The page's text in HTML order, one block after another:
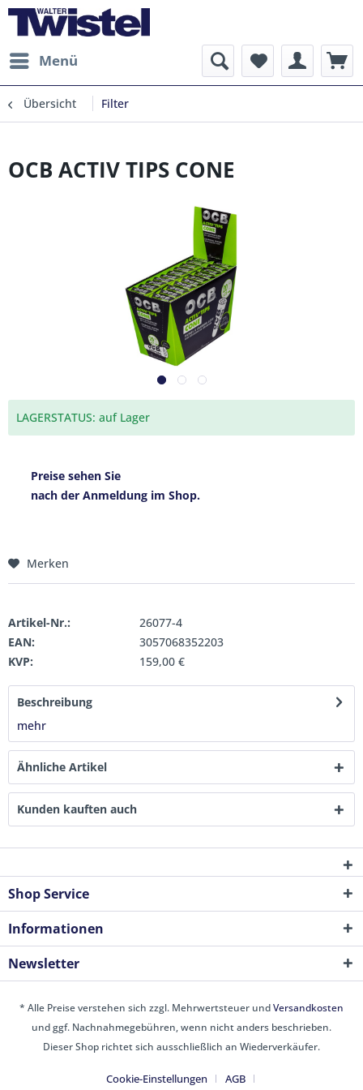
Menü
Übersicht Filter
OCB ACTIV TIPS CONE
LAGERSTATUS: auf Lager
Preise sehen Sie
nach der Anmeldung im Shop.
Merken
Artikel-Nr.:
26077-4
EAN:
3057068352203
KVP:
159,00 €
Beschreibung
mehr
Ähnliche Artikel
Kunden kauften auch
Shop Service
Informationen
Newsletter
* Alle Preise verstehen sich zzgl. Mehrwertsteuer undVersandkosten
und ggf. Nachnahmegebühren, wenn nicht anders beschrieben.
Dieser Shop richtet sich ausschließlich an Wiederverkäufer.
Cookie-Einstellungen AGB